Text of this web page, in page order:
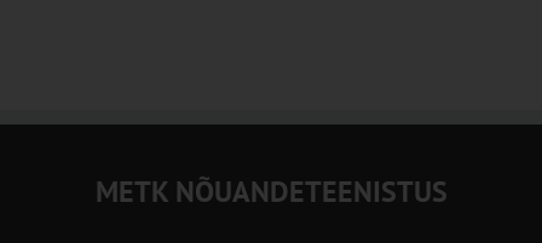
METK NÕUANDETEENISTUS